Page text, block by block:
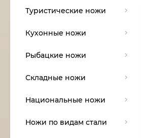
Туристические ножи
Кухонные ножи
Рыбацкие ножи
Складные ножи
Национальные ножи
Ножи по видам стали